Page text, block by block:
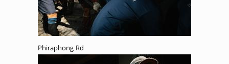
Phiraphong Rd